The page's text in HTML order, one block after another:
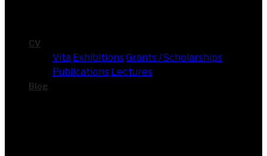
CV
Vita Exhi­bi­ti­onsGrants / Scholarships
Publi­ca­ti­ons Lec­tures
Blog